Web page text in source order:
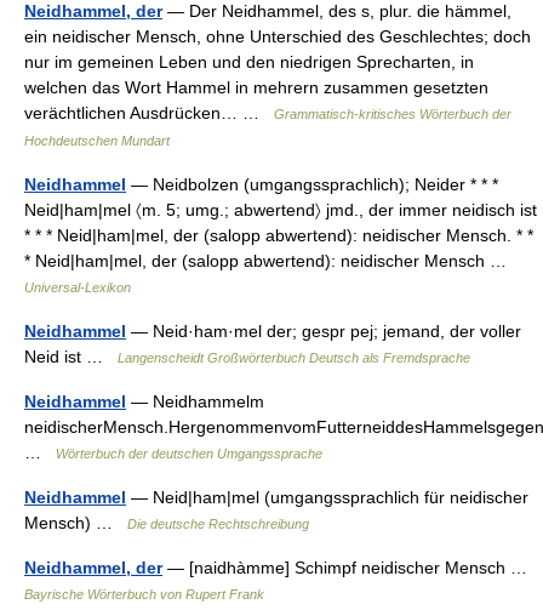
Neidhammel, der— Der Neidhammel, des s, plur. die hämmel,
ein neidischer Mensch, ohne Unterschied des Geschlechtes; doch
nur im gemeinen Leben und den niedrigen Sprecharten, in
welchen das Wort Hammel in mehrern zusammen gesetzten
verächtlichen Ausdrücken… …
Grammatisch-kritisches Wörterbuch der
Hochdeutschen Mundart
Neidhammel — Neidbolzen (umgangssprachlich); Neider * * *
Neid|ham|mel 〈m. 5; umg.; abwertend〉 jmd., der immer neidisch ist
* * * Neid|ham|mel, der (salopp abwertend): neidischer Mensch. * *
* Neid|ham|mel, der (salopp abwertend): neidischer Mensch …
Universal-Lexikon
Neidhammel — Neid·ham·mel der; gespr pej; jemand, der voller
Neid ist …
Langenscheidt Großwörterbuch Deutsch als Fremdsprache
Neidhammel — Neidhammelm
Wörterbuch der deutschen Umgangssprache
Neidhammel — Neid|ham|mel (umgangssprachlich für neidischer
Mensch) …
Die deutsche Rechtschreibung
Neidhammel, der— [naidhàmme] Schimpf neidischer Mensch …
Bayrische Wörterbuch von Rupert Frank